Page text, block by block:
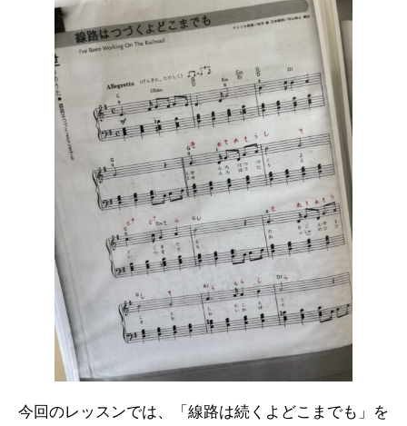
今回のレッスンでは、「線路は続くよどこまでも」を